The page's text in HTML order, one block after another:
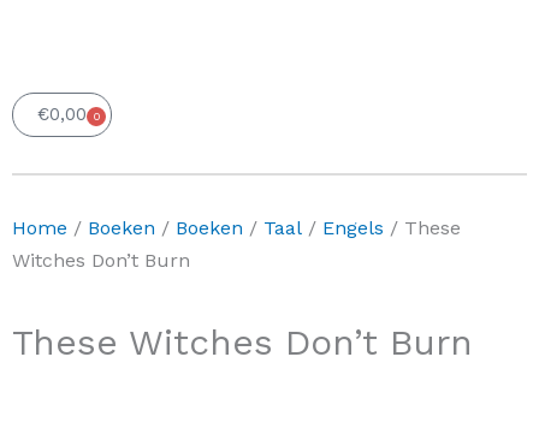
€0,00 0
Winkelwagen
Home / Boeken / Boeken / Taal / Engels / These
Witches Don’t Burn
These Witches Don’t Burn